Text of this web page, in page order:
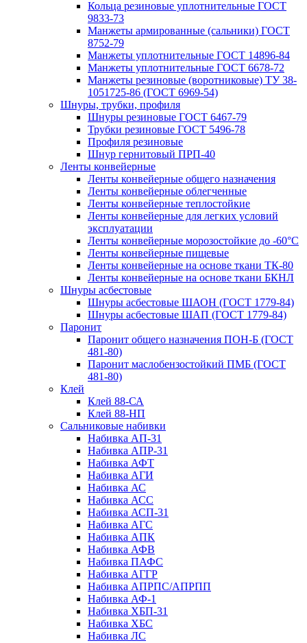
Кольца резиновые уплотнительные ГОСТ
9833-73
Манжеты армированные (сальники) ГОСТ
8752-79
Манжеты уплотнительные ГОСТ 14896-84
Манжеты уплотнительные ГОСТ 6678-72
Манжеты резиновые (воротниковые) ТУ 38-
1051725-86 (ГОСТ 6969-54)
Шнуры, трубки, профиля
Шнуры резиновые ГОСТ 6467-79
Трубки резиновые ГОСТ 5496-78
Профиля резиновые
Шнур гернитовый ПРП-40
Ленты конвейерные
Ленты конвейерные общего назначения
Ленты конвейерные облегченные
Ленты конвейерные теплостойкие
Ленты конвейерные для легких условий
эксплуатации
Ленты конвейерные морозостойкие до -60°С
Ленты конвейерные пищевые
Ленты конвейерные на основе ткани ТК-80
Ленты конвейерные на основе ткани БКНЛ
Шнуры асбестовые
Шнуры асбестовые ШАОН (ГОСТ 1779-84)
Шнуры асбестовые ШАП (ГОСТ 1779-84)
Паронит
Паронит общего назначения ПОН-Б (ГОСТ
481-80)
Паронит маслобензостойкий ПМБ (ГОСТ
481-80)
Клей
Клей 88-СА
Клей 88-НП
Сальниковые набивки
Набивка АП-31
Набивка АПР-31
Набивка АФТ
Набивка АГИ
Набивка АС
Набивка АСС
Набивка АСП-31
Набивка АГС
Набивка АПК
Набивка АФВ
Набивка ПАФС
Набивка АГГР
Набивка АПРПС/АПРПП
Набивка АФ-1
Набивка ХБП-31
Набивка ХБС
Набивка ЛС